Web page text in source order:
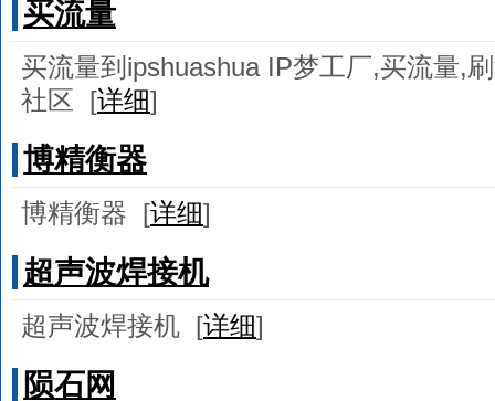
买流量
买流量到ipshuashua IP梦工厂,买流量,
社区 [详细]
博精衡器
博精衡器 [详细]
超声波焊接机
超声波焊接机 [详细]
陨石网